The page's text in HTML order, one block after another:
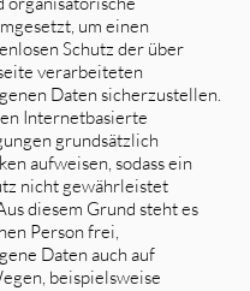
um einen
Schutz der über
verarbeiteten
Daten sicherzustellen.
Internetbasierte
grundsätzlich
aufweisen, sodass ein
nicht gewährleistet
diesem Grund steht es
Person frei,
Daten auch auf
beispielsweise